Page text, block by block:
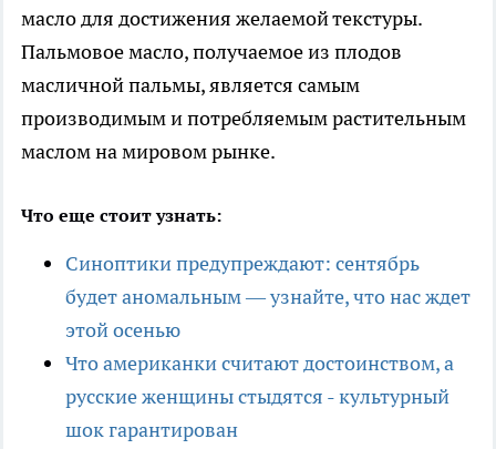
масло для достижения желаемой текстуры.
Пальмовое масло, получаемое из плодов
масличной пальмы, является самым
производимым и потребляемым растительным
маслом на мировом рынке.
Что еще стоит узнать:
Синоптики предупреждают: сентябрь
будет аномальным — узнайте, что нас ждет
этой осенью
Что американки считают достоинством, а
русские женщины стыдятся - культурный
шок гарантирован